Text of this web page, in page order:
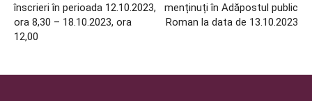
înscrieri în perioada 12.10.2023,
ora 8,30 – 18.10.2023, ora
12,00
menținuți în Adăpostul public
Roman la data de 13.10.2023